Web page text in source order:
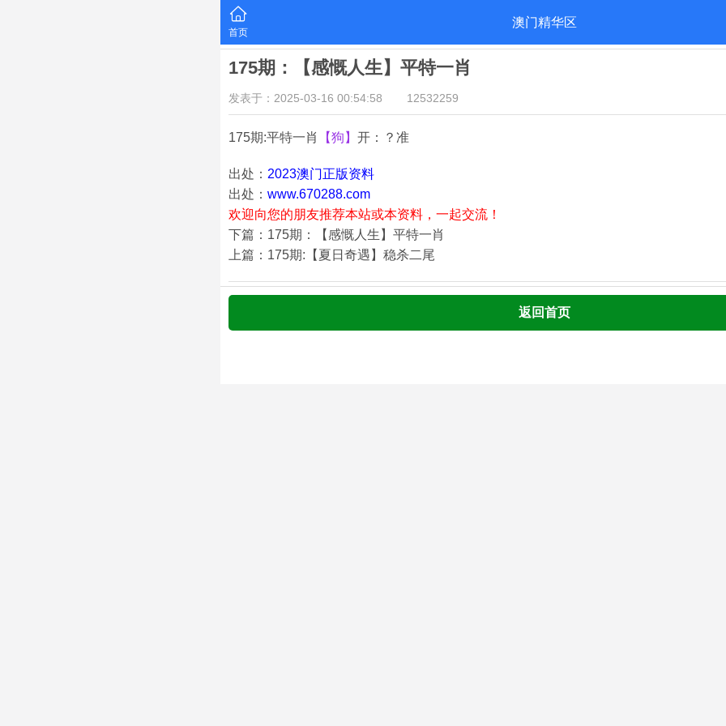
首页
澳门精华区
175期：【感慨人生】平特一肖
发表于：2025-03-16 00:54:58 12532259
175期:平特一肖 【狗】 开：？准
出处： 2023澳门正版资料
出处： www.670288.com
欢迎向您的朋友推荐本站或本资料，一起交流！
下篇：175期：【感慨人生】平特一肖
上篇：175期:【夏日奇遇】稳杀二尾
返回首页